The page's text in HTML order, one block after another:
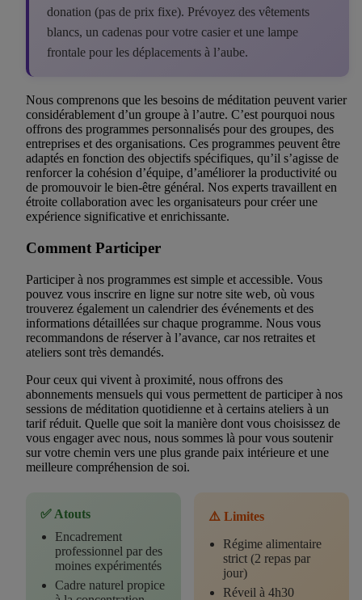
donation (pas de prix fixe). Prévoyez des vêtements
blancs, un cadenas pour votre casier et une lampe
frontale pour les déplacements à l’aube.
Nous comprenons que les besoins de méditation peuvent varier
considérablement d’un groupe à l’autre. C’est pourquoi nous
offrons des programmes personnalisés pour des groupes, des
entreprises et des organisations. Ces programmes peuvent être
adaptés en fonction des objectifs spécifiques, qu’il s’agisse de
renforcer la cohésion d’équipe, d’améliorer la productivité ou
de promouvoir le bien-être général. Nos experts travaillent en
étroite collaboration avec les organisateurs pour créer une
expérience significative et enrichissante.
Comment Participer
Participer à nos programmes est simple et accessible. Vous
pouvez vous inscrire en ligne sur notre site web, où vous
trouverez également un calendrier des événements et des
informations détaillées sur chaque programme. Nous vous
recommandons de réserver à l’avance, car nos retraites et
ateliers sont très demandés.
Pour ceux qui vivent à proximité, nous offrons des
abonnements mensuels qui vous permettent de participer à nos
sessions de méditation quotidienne et à certains ateliers à un
tarif réduit. Quelle que soit la manière dont vous choisissez de
vous engager avec nous, nous sommes là pour vous soutenir
sur votre chemin vers une plus grande paix intérieure et une
meilleure compréhension de soi.
✅ Atouts
Encadrement
professionnel par des
moines expérimentés
Cadre naturel propice
⚠️ Limites
Régime alimentaire
strict (2 repas par
jour)
Réveil à 4h30